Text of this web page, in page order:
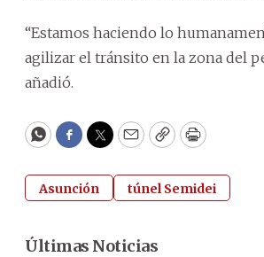
“Estamos haciendo lo
agilizar el tránsito en la zona del
añadió.
WhatsApp
Facebook
Twitter
EmailCopyPrint
Asunción túnel Semidei
Últimas Noticias